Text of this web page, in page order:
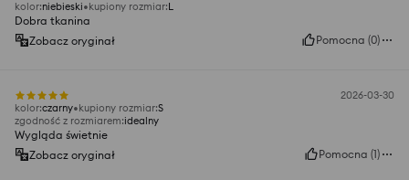
kolor:niebieski kupiony rozmiar:L
Dobra tkanina
Zobacz oryginał
Pomocna (0)
2026-03-30
kolor:czarny kupiony rozmiar:S
zgodność z rozmiarem:idealny
Wygląda świetnie
Zobacz oryginał
Pomocna (1)